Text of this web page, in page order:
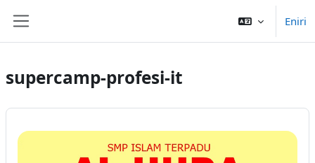
Eniri
supercamp-profesi-it